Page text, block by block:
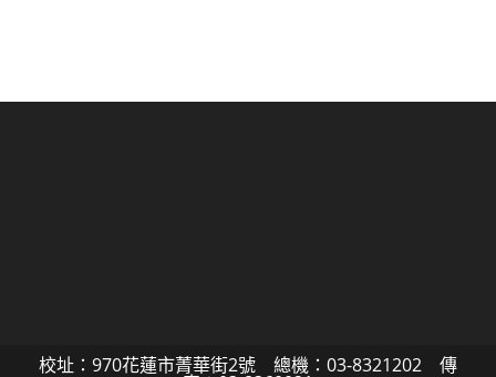
校址：970花蓮市菁華街2號 總機：03-8321202 傳